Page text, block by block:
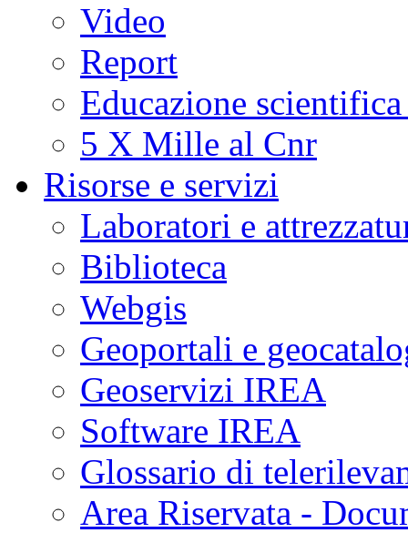
Video
Report
Educazione
5 X Mille al Cnr
Risorse e servizi
Laboratori e
Biblioteca
Webgis
Geoportali e
Geoservizi IREA
Software IREA
Glossario di
Area Riservata -